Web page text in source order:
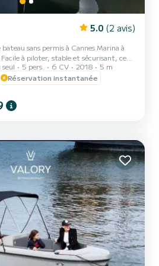
5.0 (2 avis)
sans permis à Cannes Marina à
à piloter, stable et sécurisant, ce
sortie en mer entre amis, en couple ou
Une prise en main rapide vous
pour naviguer en toute tranquillité.
baie de Cannes, longez le littoral de
îles de Lerins et profitez d’un moment
seul 5 pers. 6 CV 2018
5 m
Réservation instantanée